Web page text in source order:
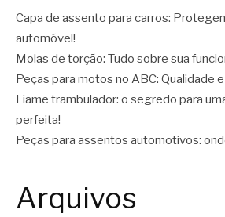
Capa de assento para carros:
automóvel!
Molas de torção: Tudo sobre sua
Peças para motos no ABC: Qualidade
Liame trambulador: o segredo para
perfeita!
Peças para assentos automotivos:
Arquivos